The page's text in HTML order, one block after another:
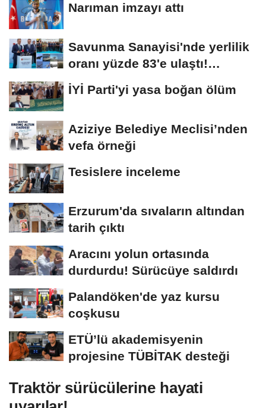
Narıman imzayı attı
Savunma Sanayisi'nde yerlilik
oranı yüzde 83'e ulaştı!
Erzurum da...
İYİ Parti'yi yasa boğan ölüm
Aziziye Belediye Meclisi’nden
vefa örneği
Tesislere inceleme
Erzurum'da sıvaların altından
tarih çıktı
Aracını yolun ortasında
durdurdu! Sürücüye saldırdı
Palandöken'de yaz kursu
coşkusu
ETÜ’lü akademisyenin
projesine TÜBİTAK desteği
Traktör sürücülerine hayati